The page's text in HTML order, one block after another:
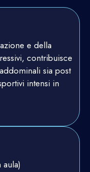
e della
contribuisce
sia post
intensi in